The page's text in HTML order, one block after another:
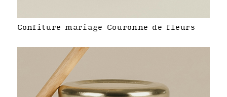
Confiture mariage Couronne de fleurs